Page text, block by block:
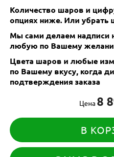
Количество шаров и
опциях ниже. Или убрать
Мы сами делаем надписи
любую по Вашему
Цвета шаров и любые
по Вашему вкусу, когда
подтверждения заказа
Цена 8
В